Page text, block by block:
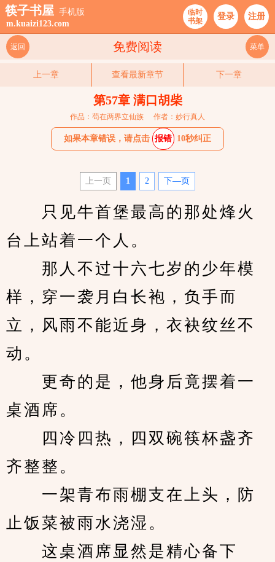
筷子书屋 手机版
m.kuaizi123.com
临时
书架
登录 注册
免费阅读
返回 菜单
上一章 查看最新章节 下一章
第57章 满口胡柴
作品：苟在两界立仙族 作者：妙行真人
如果本章错误，请点击 报错 10秒纠正
上一页 1 2 下—页
只见牛首堡最高的那处烽火
台上站着一个人。
那人不过十六七岁的少年模
样，穿一袭月白长袍，负手而
立，风雨不能近身，衣袂纹丝不
动。
更奇的是，他身后竟摆着一
桌酒席。
四冷四热，四双碗筷杯盏齐
齐整整。
一架青布雨棚支在上头，防
止饭菜被雨水浇湿。
这桌酒席显然是精心备下